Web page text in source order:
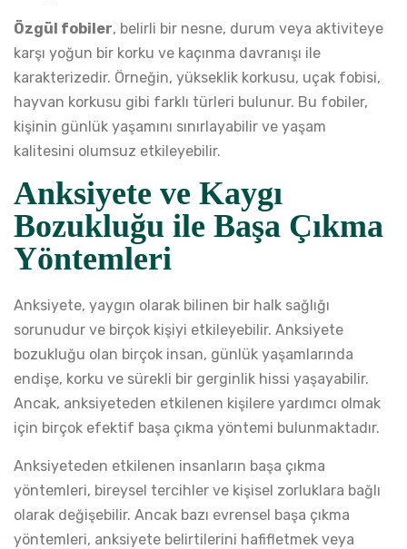
Özgül fobiler, belirli bir nesne, durum veya aktiviteye
karşı yoğun bir korku ve kaçınma davranışı ile
karakterizedir. Örneğin, yükseklik korkusu, uçak fobisi,
hayvan korkusu gibi farklı türleri bulunur. Bu fobiler,
kişinin günlük yaşamını sınırlayabilir ve yaşam
kalitesini olumsuz etkileyebilir.
Anksiyete ve Kaygı
Bozukluğu ile Başa Çıkma
Yöntemleri
Anksiyete, yaygın olarak bilinen bir halk sağlığı
sorunudur ve birçok kişiyi etkileyebilir. Anksiyete
bozukluğu olan birçok insan, günlük yaşamlarında
endişe, korku ve sürekli bir gerginlik hissi yaşayabilir.
Ancak, anksiyeteden etkilenen kişilere yardımcı olmak
için birçok efektif başa çıkma yöntemi bulunmaktadır.
Anksiyeteden etkilenen insanların başa çıkma
yöntemleri, bireysel tercihler ve kişisel zorluklara bağlı
olarak değişebilir. Ancak bazı evrensel başa çıkma
yöntemleri, anksiyete belirtilerini hafifletmek veya